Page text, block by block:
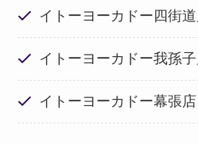
イトーヨーカドー四街
イトーヨーカドー我孫
イトーヨーカドー幕張店